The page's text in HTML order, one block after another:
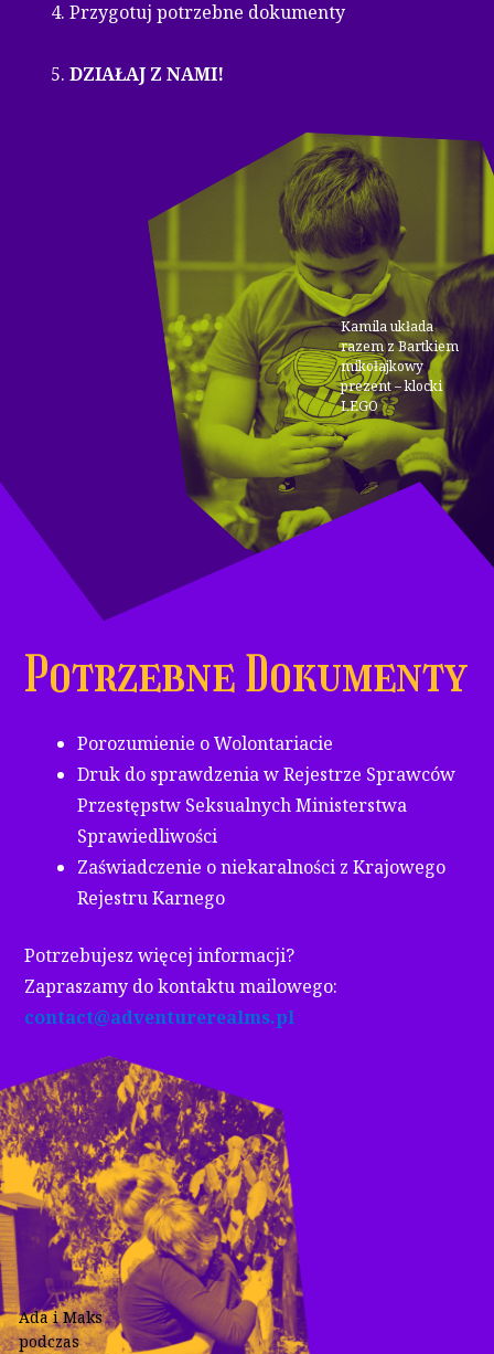
Przygotuj potrzebne dokumenty
DZIAŁAJ Z NAMI!
Kamila układa
razem z Bartkiem
mikołajkowy
prezent – klocki
LEGO
Ada i Maks
podczas
Potrzebne Dokumenty
Porozumienie o Wolontariacie
Druk do sprawdzenia w Rejestrze Sprawców
Przestępstw Seksualnych Ministerstwa
Sprawiedliwości
Zaświadczenie o niekaralności z Krajowego
Rejestru Karnego
Potrzebujesz więcej informacji?
Zapraszamy do kontaktu mailowego:
contact@adventurerealms.pl